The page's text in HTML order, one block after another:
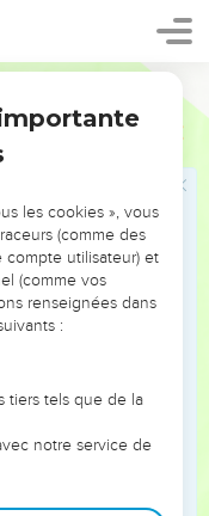
Il en sortira la
crieront : “Bravo !
:
C’est lui aussi
vers vous.
du début. Il faut
à
oliviers, à droite et à
représentent ? »
d’olivier qui
tuyaux en or,
les cookies », vous
(comme des
utilisateur) et
(comme vos
renseignées dans
:
tiers tels que de la
notre service de